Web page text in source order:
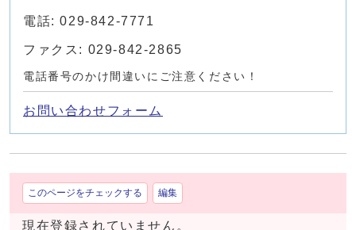
電話: 029-842-7771
ファクス: 029-842-2865
電話番号のかけ間違いにご注意ください！
お問い合わせフォーム
このページをチェックする 編集
現在登録されていません。